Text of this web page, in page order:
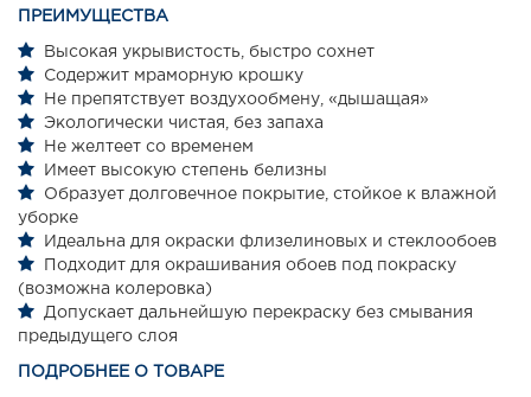
ПРЕИМУЩЕСТВА
Высокая укрывистость, быстро сохнет
Содержит мраморную крошку
Не препятствует воздухообмену, «дышащая»
Экологически чистая, без запаха
Не желтеет со временем
Имеет высокую степень белизны
Образует долговечное покрытие, стойкое к влажной
уборке
Идеальна для окраски флизелиновых и стеклообоев
Подходит для окрашивания обоев под покраску
(возможна колеровка)
Допускает дальнейшую перекраску без смывания
предыдущего слоя
ПОДРОБНЕЕ О ТОВАРЕ